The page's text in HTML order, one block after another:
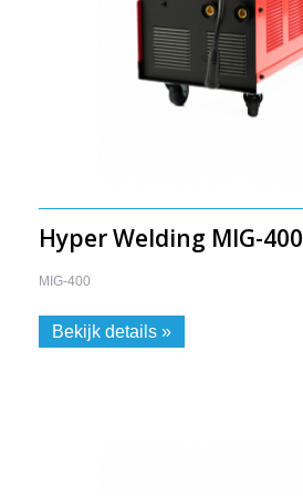
Hyper Welding MIG-400
MIG-400
Bekijk details »